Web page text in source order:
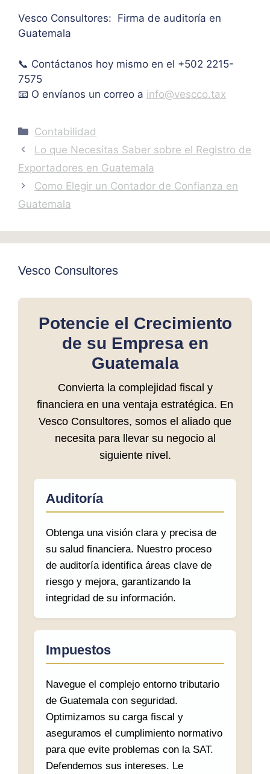
IVA.
graci
Vesco Consultores: Firma de auditoría en
Guatemala
📞 Contáctanos hoy mismo en el +502 2215-
7575
📧 O envíanos un correo a info@vescco.tax
Categories
Contabilidad
Lo que Necesitas Saber sobre el Registro de
Exportadores en Guatemala
Como Elegir un Contador de Confianza en
Guatemala
Vesco Consultores
Potencie el Crecimiento
de su Empresa en
Guatemala
Convierta la complejidad fiscal y
financiera en una ventaja estratégica. En
Vesco Consultores, somos el aliado que
necesita para llevar su negocio al
siguiente nivel.
Auditoría
Obtenga una visión clara y precisa de
su salud financiera. Nuestro proceso
de auditoría identifica áreas clave de
riesgo y mejora, garantizando la
integridad de su información.
Impuestos
Navegue el complejo entorno tributario
de Guatemala con seguridad.
Optimizamos su carga fiscal y
aseguramos el cumplimiento normativo
para que evite problemas con la SAT.
Defendemos sus intereses. Le